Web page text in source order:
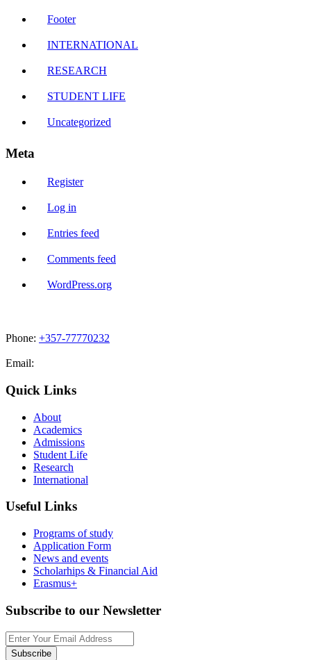
Footer
INTERNATIONAL
RESEARCH
STUDENT LIFE
Uncategorized
Meta
Register
Log in
Entries feed
Comments feed
WordPress.org
Phone: +357-77770232
Email:
Quick Links
About
Academics
Admissions
Student Life
Research
International
Useful Links
Programs of study
Application Form
News and events
Scholarhips & Financial Aid
Erasmus+
Subscribe to our Newsletter